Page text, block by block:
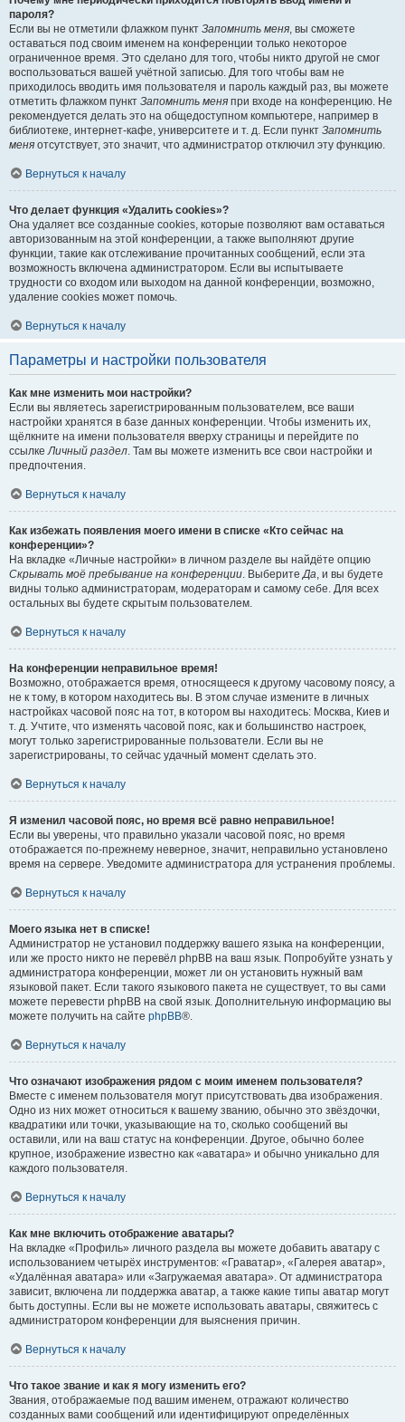
пароля?
Если вы не отметили флажком пункт Запомнить меня, вы сможете
оставаться под своим именем на конференции только некоторое
ограниченное время. Это сделано для того, чтобы никто другой не смог
воспользоваться вашей учётной записью. Для того чтобы вам не
приходилось вводить имя пользователя и пароль каждый раз, вы можете
отметить флажком пункт Запомнить меня при входе на конференцию. Не
рекомендуется делать это на общедоступном компьютере, например в
библиотеке, интернет-кафе, университете и т. д. Если пункт Запомнить
меня отсутствует, это значит, что администратор отключил эту функцию.
Вернуться к началу
Что делает функция «Удалить cookies»?
Она удаляет все созданные cookies, которые позволяют вам оставаться
авторизованным на этой конференции, а также выполняют другие
функции, такие как отслеживание прочитанных сообщений, если эта
возможность включена администратором. Если вы испытываете
трудности со входом или выходом на данной конференции, возможно,
удаление cookies может помочь.
Вернуться к началу
Параметры и настройки пользователя
Как мне изменить мои настройки?
Если вы являетесь зарегистрированным пользователем, все ваши
настройки хранятся в базе данных конференции. Чтобы изменить их,
щёлкните на имени пользователя вверху страницы и перейдите по
ссылкеЛичный раздел. Там вы можете изменить все свои настройки и
предпочтения.
Вернуться к началу
Как избежать появления моего имени в списке «Кто сейчас на
конференции»?
На вкладке «Личные настройки» в личном разделе вы найдёте опцию
Скрывать моё пребывание на конференции. ВыберитеДа, и вы будете
видны только администраторам, модераторам и самому себе. Для всех
остальных вы будете скрытым пользователем.
Вернуться к началу
На конференции неправильное время!
Возможно, отображается время, относящееся к другому часовому поясу, а
не к тому, в котором находитесь вы. В этом случае измените в личных
настройках часовой пояс на тот, в котором вы находитесь: Москва, Киев и
т. д. Учтите, что изменять часовой пояс, как и большинство настроек,
могут только зарегистрированные пользователи. Если вы не
зарегистрированы, то сейчас удачный момент сделать это.
Вернуться к началу
Я изменил часовой пояс, но время всё равно неправильное!
Если вы уверены, что правильно указали часовой пояс, но время
отображается по-прежнему неверное, значит, неправильно установлено
время на сервере. Уведомите администратора для устранения проблемы.
Вернуться к началу
Моего языка нет в списке!
Администратор не установил поддержку вашего языка на конференции,
или же просто никто не перевёл phpBB на ваш язык. Попробуйте узнать у
администратора конференции, может ли он установить нужный вам
языковой пакет. Если такого языкового пакета не существует, то вы сами
можете перевести phpBB на свой язык. Дополнительную информацию вы
можете получить на сайте phpBB®.
Вернуться к началу
Что означают изображения рядом с моим именем пользователя?
Вместе с именем пользователя могут присутствовать два изображения.
Одно из них может относиться к вашему званию, обычно это звёздочки,
квадратики или точки, указывающие на то, сколько сообщений вы
оставили, или на ваш статус на конференции. Другое, обычно более
крупное, изображение известно как «аватара» и обычно уникально для
каждого пользователя.
Вернуться к началу
Как мне включить отображение аватары?
На вкладке «Профиль» личного раздела вы можете добавить аватару с
использованием четырёх инструментов: «Граватар», «Галерея аватар»,
«Удалённая аватара» или «Загружаемая аватара». От администратора
зависит, включена ли поддержка аватар, а также какие типы аватар могут
быть доступны. Если вы не можете использовать аватары, свяжитесь с
администратором конференции для выяснения причин.
Вернуться к началу
Что такое звание и как я могу изменить его?
Звания, отображаемые под вашим именем, отражают количество
созданных вами сообщений или идентифицируют определённых